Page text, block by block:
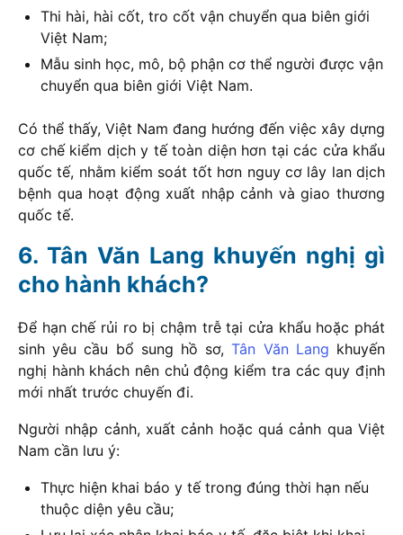
Thi hài, hài cốt, tro cốt vận chuyển qua biên giới
Việt Nam;
Mẫu sinh học, mô, bộ phận cơ thể người được vận
chuyển qua biên giới Việt Nam.
Có thể thấy, Việt Nam đang hướng đến việc xây dựng
cơ chế kiểm dịch y tế toàn diện hơn tại các cửa khẩu
quốc tế, nhằm kiểm soát tốt hơn nguy cơ lây lan dịch
bệnh qua hoạt động xuất nhập cảnh và giao thương
quốc tế.
Tân Văn Lang khuyến nghị gì
cho hành khách?
Để hạn chế rủi ro bị chậm trễ tại cửa khẩu hoặc phát
sinh yêu cầu bổ sung hồ sơ,Tân Văn Lang khuyến
nghị hành khách nên chủ động kiểm tra các quy định
mới nhất trước chuyến đi.
Người nhập cảnh, xuất cảnh hoặc quá cảnh qua Việt
Nam cần lưu ý:
Thực hiện khai báo y tế trong đúng thời hạn nếu
thuộc diện yêu cầu;